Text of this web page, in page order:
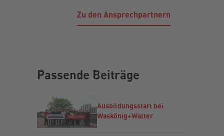
Zu den Ansprechpartnern
Passende Beiträge
Ausbildungsstart bei
Waskönig+Walter